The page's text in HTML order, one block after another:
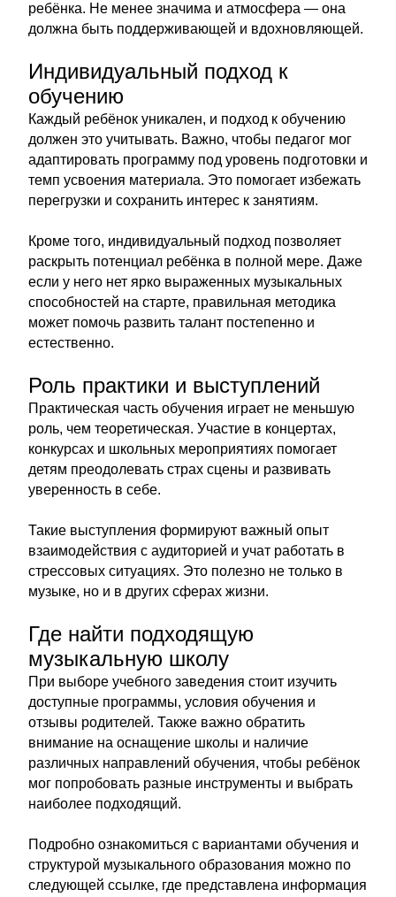
ребёнка. Не менее значима и атмосфера — она
должна быть поддерживающей и вдохновляющей.
Индивидуальный подход к
обучению
Каждый ребёнок уникален, и подход к обучению
должен это учитывать. Важно, чтобы педагог мог
адаптировать программу под уровень подготовки и
темп усвоения материала. Это помогает избежать
перегрузки и сохранить интерес к занятиям.
Кроме того, индивидуальный подход позволяет
раскрыть потенциал ребёнка в полной мере. Даже
если у него нет ярко выраженных музыкальных
способностей на старте, правильная методика
может помочь развить талант постепенно и
естественно.
Роль практики и выступлений
Практическая часть обучения играет не меньшую
роль, чем теоретическая. Участие в концертах,
конкурсах и школьных мероприятиях помогает
детям преодолевать страх сцены и развивать
уверенность в себе.
Такие выступления формируют важный опыт
взаимодействия с аудиторией и учат работать в
стрессовых ситуациях. Это полезно не только в
музыке, но и в других сферах жизни.
Где найти подходящую
музыкальную школу
При выборе учебного заведения стоит изучить
доступные программы, условия обучения и
отзывы родителей. Также важно обратить
внимание на оснащение школы и наличие
различных направлений обучения, чтобы ребёнок
мог попробовать разные инструменты и выбрать
наиболее подходящий.
Подробно ознакомиться с вариантами обучения и
структурой музыкального образования можно по
следующей ссылке, где представлена информация